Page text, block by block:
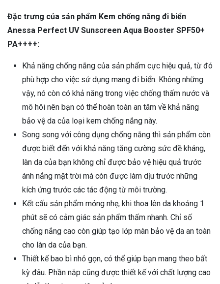
Đặc trưng của sản phẩm Kem chống nắng đi biển
Anessa Perfect UV Sunscreen Aqua Booster SPF50+
PA++++:
Khả năng chống nắng của sản phẩm cực hiệu quả, từ đó
phù hợp cho việc sử dụng mang đi biển. Không những
vậy, nó còn có khả năng trong việc chống thấm nước và
mô hôi nên bạn có thể hoàn toàn an tâm về khả năng
bảo vệ da của loại kem chống nắng này.
Song song với công dụng chống nắng thì sản phẩm còn
được biết đến với khả năng tăng cường sức đề kháng,
làn da của bạn không chỉ được bảo vệ hiệu quả trước
ánh nắng mặt trời mà còn được làm dịu trước những
kích ứng trước các tác động từ môi trường.
Kết cấu sản phẩm mỏng nhẹ, khi thoa lên da khoảng 1
phút sẽ có cảm giác sản phẩm thấm nhanh. Chỉ số
chống nắng cao còn giúp tạo lớp màn bảo vệ da an toàn
cho làn da của bạn.
Thiết kế bao bì nhỏ gọn, có thể giúp bạn mang theo bất
kỳ đâu. Phần nắp cũng được thiết kế với chất lượng cao